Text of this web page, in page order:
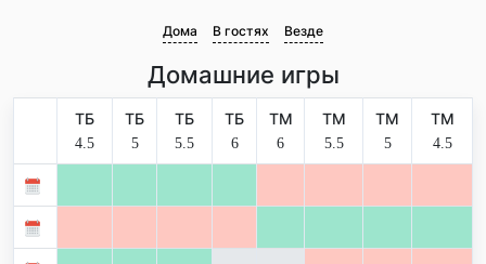
Дома В гостях Везде
Домашние игры
ТБ
4.5
ТБ
5
ТБ
5.5
ТБ
6
ТМ
6
ТМ
5.5
ТМ
5
ТМ
4.5